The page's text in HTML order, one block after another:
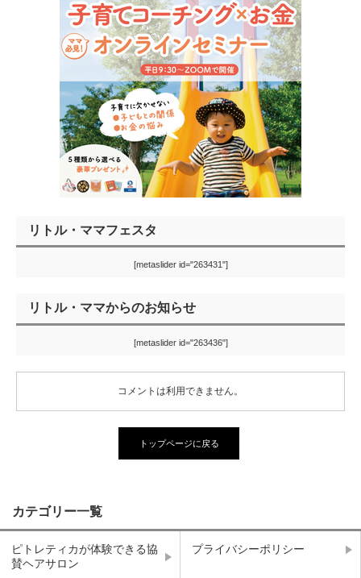
リトル・ママフェスタ
[metaslider id="263431"]
リトル・ママからのお知らせ
[metaslider id="263436"]
コメントは利用できません。
トップページに戻る
カテゴリー一覧
ピトレティカが体験できる協
賛ヘアサロン
プライバシーポリシー